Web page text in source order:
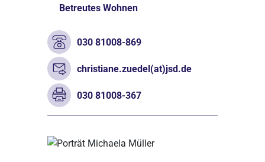
Betreutes Wohnen
030 81008-869
christiane.zuedel(at)jsd.de
030 81008-367